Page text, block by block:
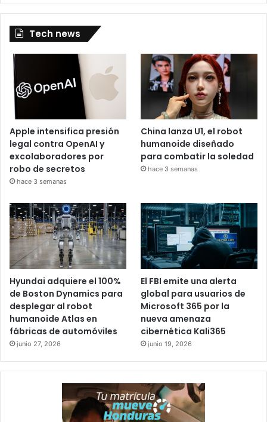
Tech news
Apple intensifica presión
legal contra OpenAI y
excolaboradores por
robo de secretos
hace 3 semanas
China lanza U1, el robot
humanoide diseñado
para combatir la soledad
hace 3 semanas
Hyundai adquiere el 100%
de Boston Dynamics para
desplegar al robot
humanoide Atlas en
fábricas de automóviles
junio 27, 2026
El FBI emite una alerta
global para usuarios de
Microsoft 365 por la
nueva amenaza
cibernética Kali365
junio 19, 2026